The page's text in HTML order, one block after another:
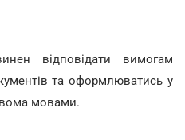
відповідати вимогам
та оформлюватись у
мовами.